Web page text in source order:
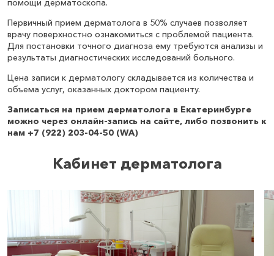
помощи дерматоскопа.
Первичный прием дерматолога в 50% случаев позволяет
врачу поверхностно ознакомиться с проблемой пациента.
Для постановки точного диагноза ему требуются анализы и
результаты диагностических исследований больного.
Цена записи к дерматологу складывается из количества и
объема услуг, оказанных доктором пациенту.
Записаться на прием дерматолога в Екатеринбурге
можно через онлайн-запись на сайте, либо позвонить к
нам +7 (922) 203-04-50 (WA)
Кабинет дерматолога